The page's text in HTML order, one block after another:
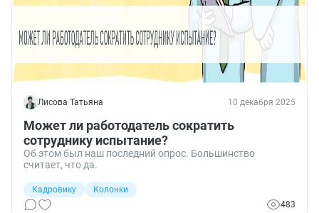
Лисова Татьяна 10 декабря 2025
Может ли работодатель сократить
сотруднику испытание?
Об этом был наш последний опрос. Большинство
считает, что да.
Кадровику
Колонки
483